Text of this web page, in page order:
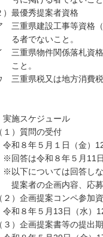
）最優秀提案者資格
三重県建設工事等資格（
でないこと。
三重県物件関係落札資格
と。
三重県税又は地方消費税
施スケジュール
）質問の受付
８年５月１日（金）12
答は令和８年５月11日
下については回答しな
者の企画内容、応募状
）企画提案コンペ参加
８年５月13日（水）
）企画提案書等の提出